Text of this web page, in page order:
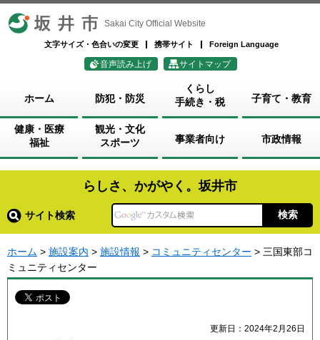
坂井市 Sakai City Official Website
文字サイズ・色合いの変更 携帯サイト Foreign Language
音声読み上げ サイトマップ
ホーム 防犯・防災
くらし
手続き・税
子育て・教育
健康・医療
福祉
観光・文化
スポーツ
事業者向け 市政情報
らしさ、かがやく。坂井市
サイト検索
ホーム > 施設案内 > 施設情報 > コミュニティセンター > 三国東部コ
ミュニティセンター
更新日：2024年2月26日